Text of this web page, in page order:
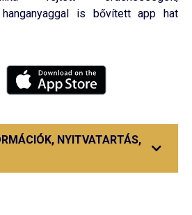
is bővített app hat
NYITVATARTÁS,